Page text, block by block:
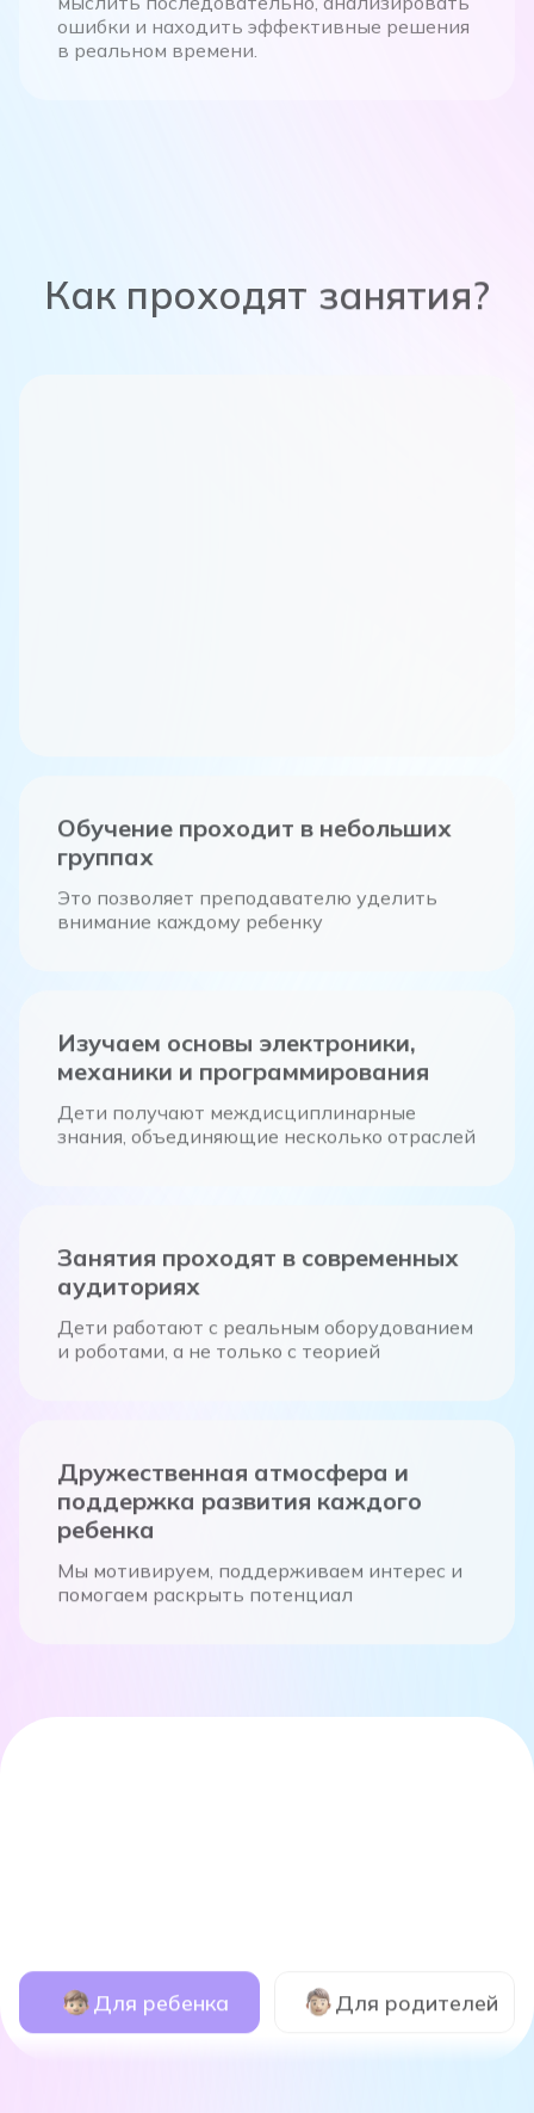
ошибки и находить эффективные решения
в реальном времени.
Как проходят занятия?
Обучение проходит в небольших
группах
внимание каждому ребенку
Изучаем основы электроники,
механики и программирования
знания, объединяющие несколько отраслей
Занятия проходят в современных
аудиториях
Дети работают с реальным оборудованием
и роботами, а не только с теорией
Дружественная атмосфера и
поддержка развития каждого
ребенка
помогаем раскрыть потенциал
Для ребенка Для родителей